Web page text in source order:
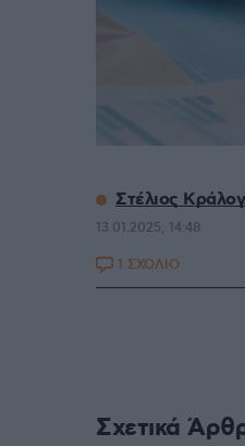
Στέλιος
13.01.2025, 14:48
1 ΣΧΟΛΙΟ
Σχετικά